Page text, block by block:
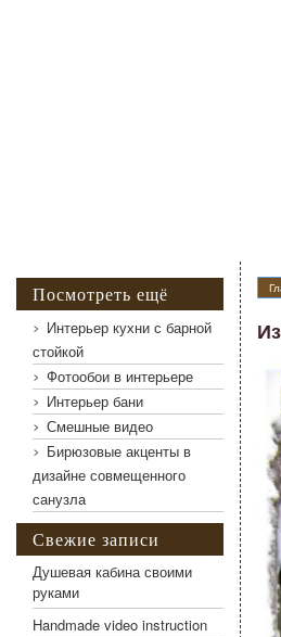
Изготовление
Посмотреть ещё
Интерьер кухни с барной
стойкой
Фотообои в интерьере
Интерьер бани
Смешные видео
Бирюзовые акценты в
дизайне совмещенного
санузла
Свежие записи
Душевая кабина своими
руками
Handmade video instruction